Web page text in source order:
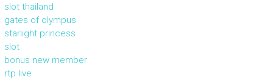
slot thailand
gates of olympus
starlight princess
slot
bonus new member
rtp live